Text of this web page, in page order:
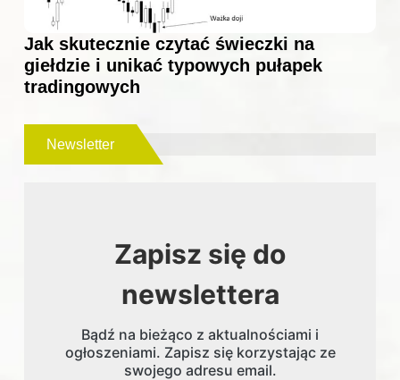
Jak skutecznie czytać świeczki na
giełdzie i unikać typowych pułapek
tradingowych
Newsletter
Zapisz się do
newslettera
Bądź na bieżąco z aktualnościami i
ogłoszeniami. Zapisz się korzystając ze
swojego adresu email.